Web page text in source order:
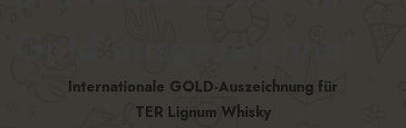
Internationale GOLD-Auszeichnung für
TER Lignum Whisky